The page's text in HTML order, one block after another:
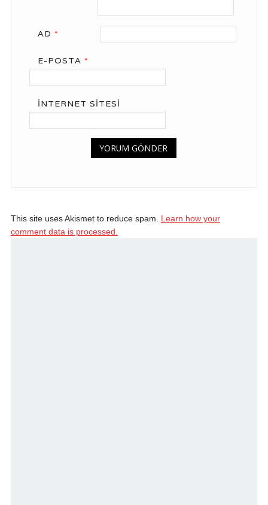
AD *
E-POSTA *
İNTERNET SITESI
This site uses Akismet to reduce spam. Learn how your
comment data is processed.